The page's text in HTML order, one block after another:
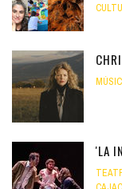
'LA